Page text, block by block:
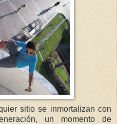
sitio se inmortalizan con
un momento de